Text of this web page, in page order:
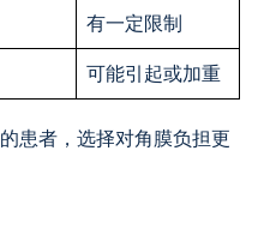
有一定限制
可能引起或加重
患者，选择对角膜负担更